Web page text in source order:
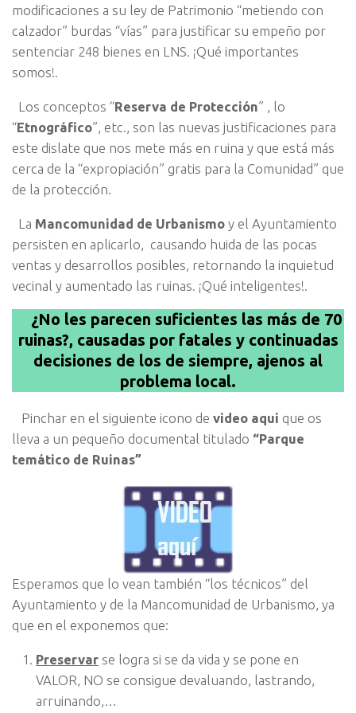
modificaciones a su ley de Patrimonio “metiendo con
calzador” burdas “vías” para justificar su empeño por
sentenciar 248 bienes en LNS. ¡Qué importantes
somos!.
Los conceptos “Reserva de Protección” , lo
“Etnográfico”, etc., son las nuevas justificaciones para
este dislate que nos mete más en ruina y que está más
cerca de la “expropiación” gratis para la Comunidad” que
de la protección.
La Mancomunidad de Urbanismo y el Ayuntamiento
persisten en aplicarlo, causando huida de las pocas
ventas y desarrollos posibles, retornando la inquietud
vecinal y aumentado las ruinas. ¡Qué inteligentes!.
¿No les parecen suficientes las más de 70
ruinas?, causadas por fatales y continuadas
decisiones de los de siempre, ajenos al
problema local.
Pinchar en el siguiente icono de video aqui que os
lleva a un pequeño documental titulado “Parque
temático de Ruinas”
Esperamos que lo vean también “los técnicos” del
Ayuntamiento y de la Mancomunidad de Urbanismo, ya
que en el exponemos que:
Preservar se logra si se da vida y se pone en
VALOR, NO se consigue devaluando, lastrando,
arruinando,…